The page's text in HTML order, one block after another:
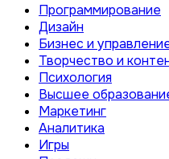
Программирование
Дизайн
Бизнес и
Творчество и
Психология
Высшее
Маркетинг
Аналитика
Игры